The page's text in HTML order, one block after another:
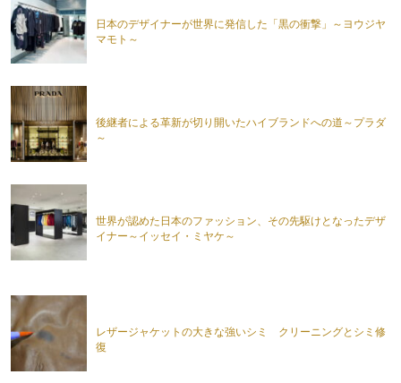
日本のデザイナーが世界に発信した「黒の衝撃」～ヨウジヤ
マモト～
後継者による革新が切り開いたハイブランドへの道～プラダ
～
世界が認めた日本のファッション、その先駆けとなったデザ
イナー～イッセイ・ミヤケ～
レザージャケットの大きな強いシミ クリーニングとシミ修
復